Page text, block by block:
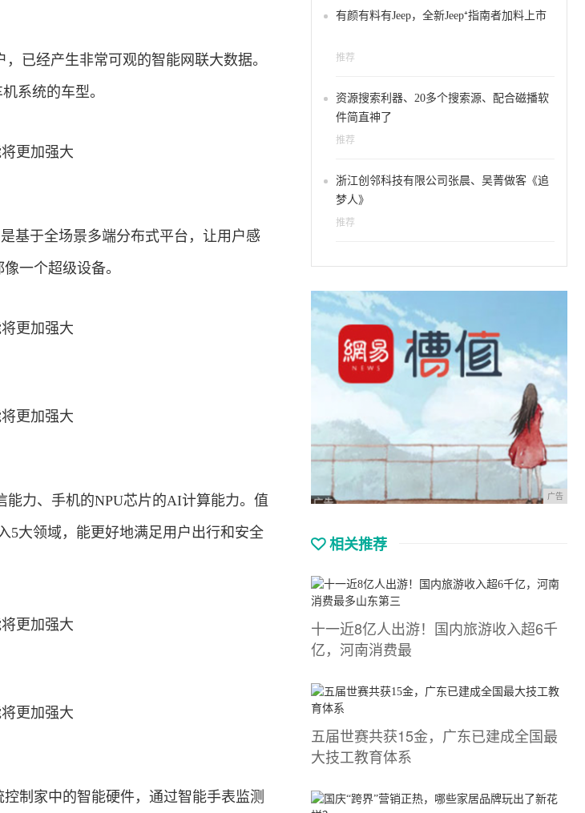
已经产生非常可观的智能网联大数据。
系统的车型。
基于全场景多端分布式平台，让用户感
一个超级设备。
力、手机的NPU芯片的AI计算能力。值
5大领域，能更好地满足用户出行和安全
制家中的智能硬件，通过智能手表监测
有颜有料有Jeep，全新Jeep⁺指南者加料上市
推荐
资源搜索利器、20多个搜索源、配合磁播软
件简直神了
推荐
浙江创邻科技有限公司张晨、吴菁做客《追
梦人》
推荐
广告
相关推荐
十一近8亿人出游！国内旅游收入超6千
亿，河南消费最
五届世赛共获15金，广东已建成全国最
大技工教育体系